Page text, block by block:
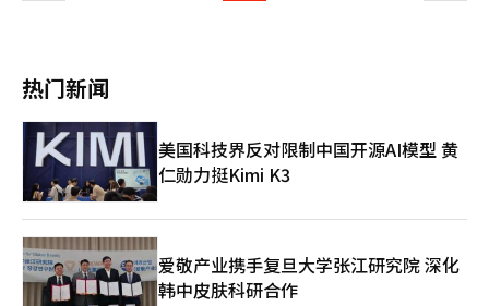
矿山距离卡拉干达市南部约160公里，相距不到32公里。2023年4
化钨(WO₃)。主导开发的合资公司的股份由卡兹资源的运营公
司“科布卡兹资本集团”占70%，哈萨克斯坦国有矿业公司“塔乌
肯·萨姆鲁克”占30%。科布卡兹方面表示，两个矿山合并后将成
为全球最大未开发钨矿。全面开发完成后，预计年产量将达到
12,000吨，占全球当前产量的15%。根据中国地质调查局的数
据，哈萨克斯坦的钨储量约为200万吨，位居世界第二。 自苏联解
体以来，这一巨大的资源一直被闲置。唤醒沉睡资源的变革触发器
并非哈萨克斯坦，而是“中国”。 2025年2月，中国政府全面实施
钨产品的出口许可制度，钨金属和关键中间产品“磷酸铵钨
料，战争加剧导致武器制造需求增加，钨价大幅上涨。 中东战争
的影响使半导体行业面临成本上升压力，企业正采取措施稳定供应
链。三星电子和SK海力士等公司正在寻找多样化的替代供应商，
并加强氦气库存的实时监控，同时考虑减少氦气消耗的回收系统。
此外，硫价格飙升加剧了电池核心原料镍供应链的不稳定性。硫酸
是提取电池（尤其是二次电池）核心原料镍的必需材料。 然而，
电池行业认为短期内直接影响有限。尽管硫价急剧上涨，但镍价相
对稳定。根据韩国资源信息服务（KOMIS）的数据，镍价近期在每
吨16000至17000美元之间波动，与伊朗战争前相比，波动幅度不
大。 LG能源解决方案、SK On和三星SDI等韩国三大电池公司在北
美和欧洲建立了生产基地，具备应对海运中断等外部变量的能力。
热门新闻
美国科技界反对限制中国开源AI模型 黄
仁勋力挺Kimi K3
爱敬产业携手复旦大学张江研究院 深化
韩中皮肤科研合作